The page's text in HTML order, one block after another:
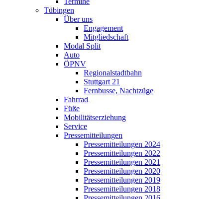
Tübingen
Über uns
Engagement
Mitgliedschaft
Modal Split
Auto
ÖPNV
Regionalstadtbahn
Stuttgart 21
Fernbusse, Nachtzüge
Fahrrad
Füße
Mobilitätserziehung
Service
Pressemitteilungen
Pressemitteilungen 2024
Pressemitteilungen 2022
Pressemitteilungen 2021
Pressemitteilungen 2020
Pressemitteilungen 2019
Pressemitteilungen 2018